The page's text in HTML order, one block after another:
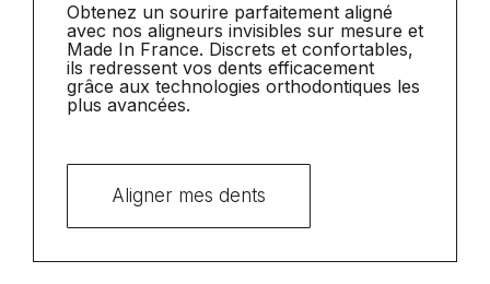
Obtenez un sourire parfaitement aligné
avec nos aligneurs invisibles sur mesure et
Made In France. Discrets et confortables,
ils redressent vos dents efficacement
grâce aux technologies orthodontiques les
plus avancées.
Aligner mes dents